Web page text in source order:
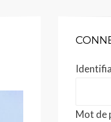
Mot de